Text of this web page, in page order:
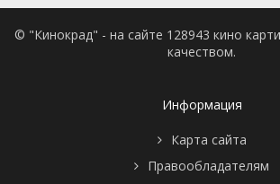
© "Кинокрад" - на сайте 128943 кино
качеством.
Информация
Карта сайта
Правообладателям